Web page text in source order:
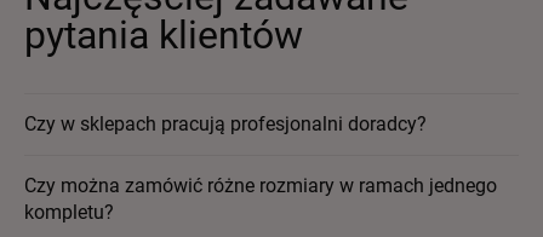
pytania klientów
Czy w sklepach pracują profesjonalni doradcy?
Czy można zamówić różne rozmiary w ramach jednego
kompletu?